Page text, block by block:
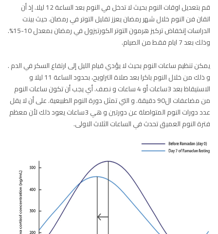
قم بتعديل اوقات النوم بحيث لا تدخل في النوم بعد الساعة 12 ليلا. إذ أن
اتقان فن النوم خلال شهر رمضان يعزز تقليل التوتر في رمضان. حيث بينت
الدراسات إنخفاض تركيز هرمون التوتر الكورتيزول في رمضان بمعدل 10-15%.
وذلك بعد 7 ايام فقط من الصيام.
يمكن تنظيم ساعات النوم بحيث لا يؤدي قيام الليل إلى ارتفاع السكر في الدم .
و ذلك من خلال النوم باكرا بعد صلاة التراويح، بحدود الساعة 11 ليلا و
الاستيقاظ بعد 3ساعات أو 4 ساعات و نصف. أي يجب أن تكون ساعات النوم
من مضاعفات ال90 دقيقة. و التي تمثل دورة النوم الطبيعية. على أن لا يقل
عدد دورات النوم المتواصلة عن دورتين و هي 3ساعات يعود ذلك لأن معظم
فترة النوم العميق تحدث في الساعات الثلاث الاولى.